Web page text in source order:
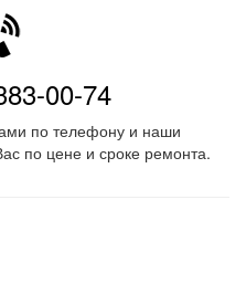
00-74
по телефону и наши
по цене и сроке ремонта.